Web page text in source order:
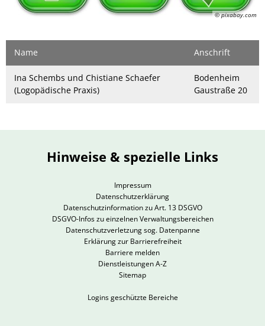
© pixabay.com
Name Anschrift
Ina Schembs und Chistiane Schaefer
(Logopädische Praxis)
Bodenheim
Gaustraße 20
Hinweise & spezielle Links
Impressum
Datenschutzerklärung
Datenschutzinformation zu Art. 13 DSGVO
DSGVO-Infos zu einzelnen Verwaltungsbereichen
Datenschutzverletzung sog. Datenpanne
Erklärung zur Barrierefreiheit
Barriere melden
Dienstleistungen A-Z
Sitemap
Logins geschützte Bereiche